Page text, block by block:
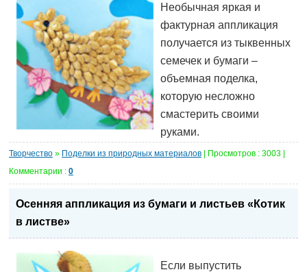
Необычная яркая и
фактурная аппликация
получается из тыквенных
семечек и бумаги –
объемная поделка,
которую несложно
смастерить своими
руками.
Творчество » Поделки из природных материалов | Просмотров : 3003 |
Комментарии : 0
Осенняя аппликация из бумаги и листьев «Котик
в листве»
Если выпустить